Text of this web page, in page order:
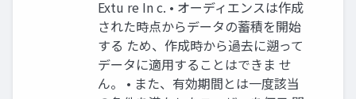
Extu re In c. • オーディエンスは作成
された時点からデータの蓄積を開始
する ため、作成時から過去に遡って
データに適用することはできま せ
ん。 • また、有効期間とは一度該当